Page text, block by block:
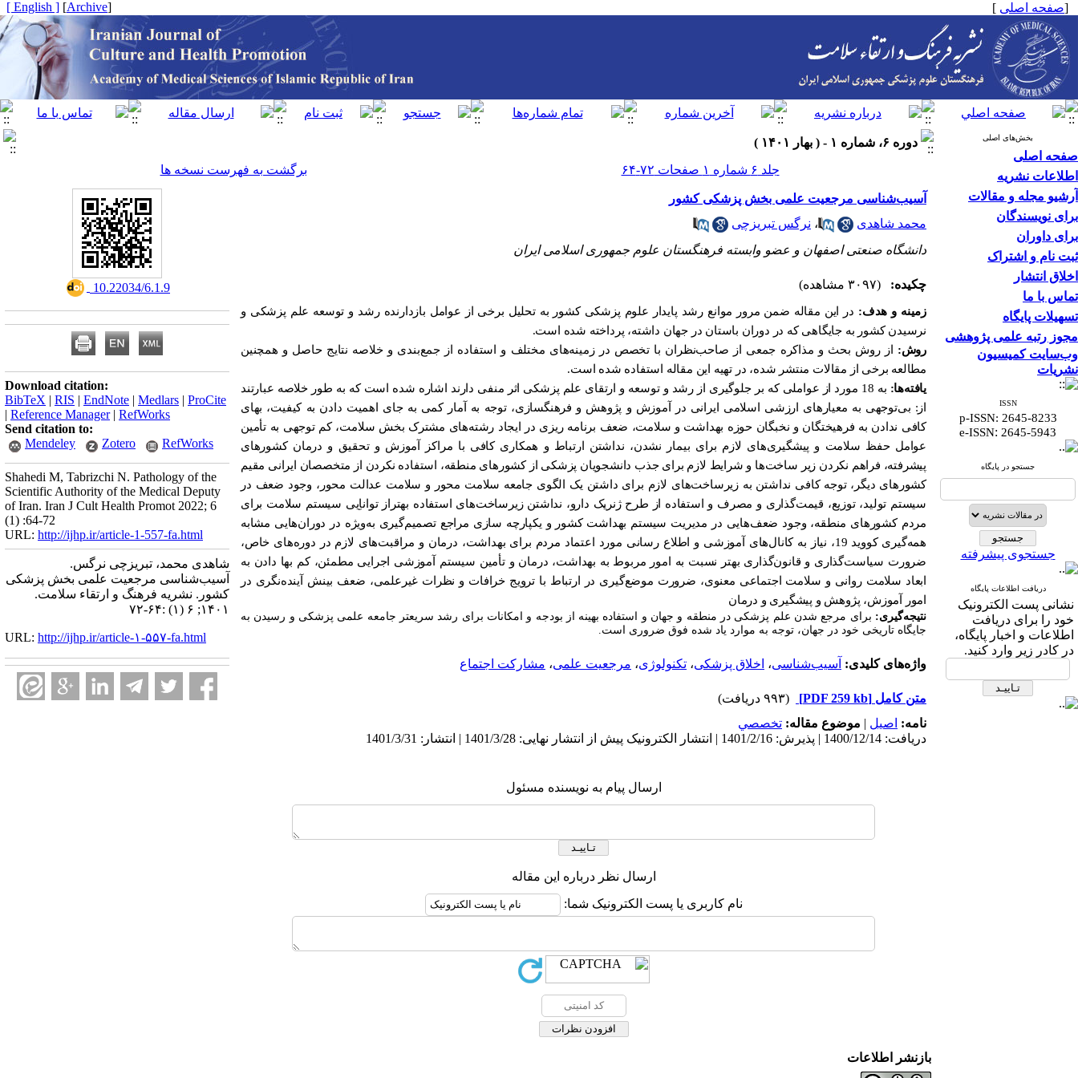
[صفحه اصلی ]
[
Archive
]
[ English ]
بخش‌های اصلی
صفحه اصلی
اطلاعات نشریه
آرشیو مجله و مقالات
برای نویسندگان
برای داوران
ثبت نام و اشتراک
اخلاق انتشار
تماس با ما
تسهیلات پایگاه
مجوز رتبه علمی پژوهشی
وب‌سایت کمیسیون
نشریات
ISSN
p-ISSN: 2645-8233
e-ISSN: 2645-5943
جستجو در پایگاه
جستجوی پیشرفته
دریافت اطلاعات پایگاه
نشانی پست الکترونیک
خود را برای دریافت
اطلاعات و اخبار پایگاه،
در کادر زیر وارد کنید.
دوره ۶، شماره ۱ - ( بهار ۱۴۰۱ )
جلد ۶ شماره ۱ صفحات ۷۲-۶۴
برگشت به فهرست نسخه ها
آسیب‌شناسی مرجعیت علمی بخش پزشکی کشور
محمد شاهدی
، نرگس تبریزچی
دانشگاه صنعتی اصفهان و عضو وابسته فرهنگستان علوم جمهوری اسلامی ایران
چکیده: (۳۰۹۷ مشاهده)
زمینه و هدف: در این مقاله ضمن مرور موانع رشد پایدار علوم پزشکی کشور به تحلیل برخی از عوامل بازدارنده رشد و توسعه علم پزشکی و
نرسیدن کشور به جایگاهی که در دوران باستان در جهان داشته، پرداخته شده است.
روش: از روش بحث و مذاکره جمعی از صاحب‌نظران با تخصص در زمینه‌های مختلف و استفاده از جمع‌بندی و خلاصه نتایج حاصل و همچنین
مطالعه برخی از مقالات منتشر شده، در تهیه این مقاله استفاده شده است.
یافته‌ها:
به 18 مورد از عواملی که بر جلوگیری از رشد و توسعه و ارتقای علم پزشکی اثر منفی دارند اشاره شده است که به طور خلاصه عبارتند
از: بی‌توجهی به معیارهای ارزشی اسلامی ایرانی در آموزش و پژوهش و فرهنگسازی، توجه به آمار کمی به جای اهمیت دادن به کیفیت، بهای
کافی ندادن به فرهیختگان و نخبگان حوزه بهداشت و سلامت، ضعف برنامه ریزی در ایجاد رشته‌های مشترک بخش سلامت، کم توجهی به تأمین
عوامل حفظ سلامت و پیشگیری‌های لازم برای بیمار نشدن، نداشتن ارتباط و همکاری کافی با مراکز آموزش و تحقیق و درمان کشورهای
پیشرفته، فراهم نکردن زیر ساخت‌ها و شرایط لازم برای جذب دانشجویان پزشکی از کشورهای منطقه، استفاده نکردن از متخصصان ایرانی مقیم
کشورهای دیگر، توجه کافی نداشتن به زیرساخت‌های لازم برای داشتن یک الگوی جامعه سلامت محور و سلامت عدالت محور، وجود ضعف در
سیستم تولید، توزیع، قیمت‌گذاری و مصرف و استفاده از طرح ژنریک دارو، نداشتن زیرساخت‌های استفاده بهتراز تواناِیی سیستم سلامت برای
مردم کشورهای منطقه، وجود ضعف‌هایی در مدیریت سیستم بهداشت کشور و یکپارچه سازی مراجع تصمیم‌گیری به‌ویژه در دوران‌هایی مشابه
همه‌گیری کووید 19، نیاز به کانال‌های آموزشی و اطلاع رسانی مورد اعتماد مردم برای بهداشت، درمان و مراقبت‌های لازم در دوره‌های خاص،
ضرورت سیاست‌گذاری و قانون‌گذاری بهتر نسبت به امور مربوط به بهداشت، درمان و تأمین سیستم آموزشی اجرایی مطمئن، کم بها دادن به
ابعاد سلامت روانی و سلامت اجتماعی معنوی، ضرورت موضع‌گیری در ارتباط با ترویج خرافات و نظرات غیرعلمی، ضعف بینش آینده‌نگری در
امور آموزش، پژوهش و پیشگیری و درمان
نتیجه‌گیری: برای مرجع شدن علم پزشکی در منطقه و جهان و استفاده بهینه از بودجه و امکانات برای رشد سریعتر جامعه علمی پزشکی و رسیدن به
جایگاه تاریخی خود در جهان، توجه به موارد یاد شده فوق ضروری است.
واژه‌های کلیدی: آسیب‌شناسی، اخلاق پزشکی، تکنولوژی، مرجعیت علمی، مشارکت اجتماع
متن کامل [PDF 259 kb]
(۹۹۳ دریافت)
نامه: اصيل | موضوع مقاله: تخصصي
دریافت: 1400/12/14 | پذیرش: 1401/2/16 | انتشار الکترونیک پیش از انتشار نهایی: 1401/3/28 | انتشار: 1401/3/31
ارسال پیام به نویسنده مسئول
ارسال نظر درباره این مقاله
نام کاربری یا پست الکترونیک شما:
‎ 10.22034/6.1.9
Download citation:
BibTeX | RIS | EndNote | Medlars | ProCite
| Reference Manager| RefWorks
Send citation to:
Mendeley
Zotero RefWorks
Shahedi M, Tabrizchi N. Pathology of the
Scientific Authority of the Medical Deputy
of Iran. Iran J Cult Health Promot 2022; 6
(1) :64-72
URL: http://ijhp.ir/article-1-557-fa.html
شاهدی محمد، تبریزچی نرگس.
آسیب‌شناسی مرجعیت علمی بخش پزشکی
کشور. نشريه فرهنگ و ارتقاء سلامت.
۱۴۰۱; ۶ (۱) :۶۴-۷۲
URL: http://ijhp.ir/article-۱-۵۵۷-fa.html
بازنشر اطلاعات